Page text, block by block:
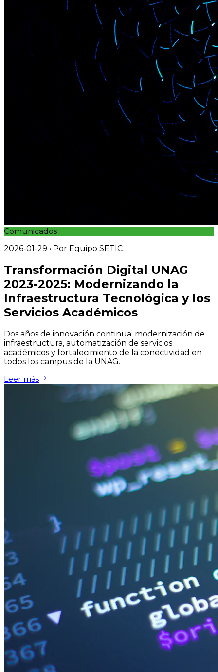
Comunicados
2026-01-29 • Por Equipo SETIC
Transformación Digital UNAG
2023-2025: Modernizando la
Infraestructura Tecnológica y los
Servicios Académicos
Dos años de innovación continua: modernización de
infraestructura, automatización de servicios
académicos y fortalecimiento de la conectividad en
todos los campus de la UNAG.
Leer más